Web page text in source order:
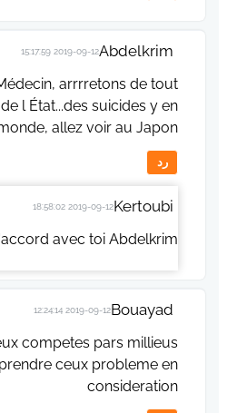
Abdelkrim
2019-09-12 15:17:59
arrrretons de tout
l État...des suicides y en
allez voir au Japon...
رد
Kertoubi
2019-09-12 18:58:02
avec toi Abdelkrim
Bouayad
2019-09-12 12:24:14
competes pars millieus
ceux probleme en
consideration